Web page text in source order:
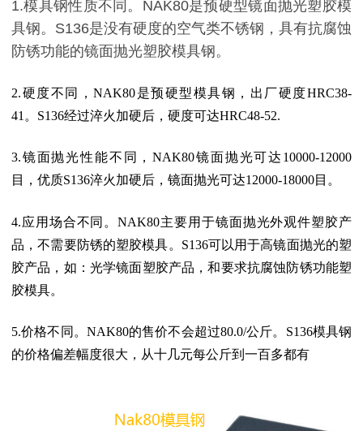
1.模具钢性质不同。NAK80是预硬型镜面抛光塑胶模
具钢。S136是没有硬度的空气类不锈钢，具有抗腐蚀
防锈功能的镜面抛光塑胶模具钢。
2.硬度不同，NAK80是预硬型模具钢，出厂硬度HRC38-
41。S136经过淬火加硬后，硬度可达HRC48-52.
3.镜面抛光性能不同，NAK80镜面抛光可达10000-12000
目，优质S136淬火加硬后，镜面抛光可达12000-18000目。
4.应用场合不同。NAK80主要用于镜面抛光外观件塑胶产
品，不需要防锈的塑胶模具。S136可以用于高镜面抛光的塑
胶产品，如：光学镜面塑胶产品，和要求抗腐蚀防锈功能塑
胶模具。
5.价格不同。NAK80的售价不会超过80.0/公斤。S136模具钢
的价格偏差幅度很大，从十几元每公斤到一百多都有